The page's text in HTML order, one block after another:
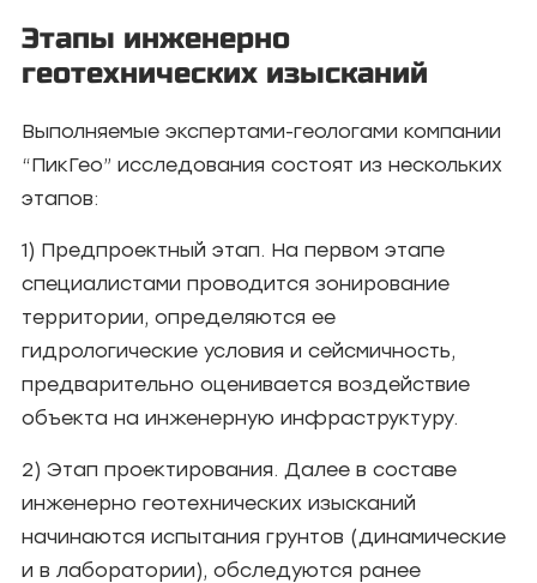
Этапы инженерно
геотехнических изысканий
Выполняемые экспертами-геологами компании
“ПикГео” исследования состоят из нескольких
этапов:
1) Предпроектный этап. На первом этапе
специалистами проводится зонирование
территории, определяются ее
гидрологические условия и сейсмичность,
предварительно оценивается воздействие
объекта на инженерную инфраструктуру.
2) Этап проектирования. Далее в составе
инженерно геотехнических изысканий
начинаются испытания грунтов (динамические
и в лаборатории), обследуются ранее